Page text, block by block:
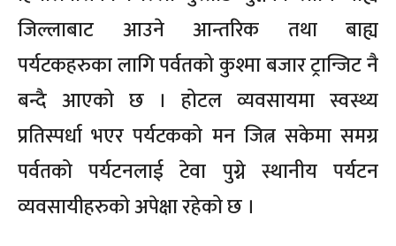
जिल्लाबाट आउने आन्तरिक तथा बाह्य
पर्यटकहरुका लागि पर्वतको कुश्मा बजार ट्रान्जिट नै
बन्दै आएको छ । होटल व्यवसायमा स्वस्थ्य
प्रतिस्पर्धा भएर पर्यटकको मन जित्न सकेमा समग्र
पर्वतको पर्यटनलाई टेवा पुग्ने स्थानीय पर्यटन
व्यवसायीहरुको अपेक्षा रहेको छ ।